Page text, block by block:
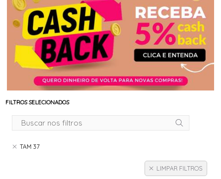
FILTROS SELECIONADOS
TAM 37
LIMPAR FILTROS